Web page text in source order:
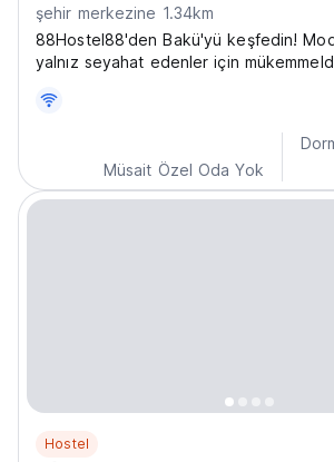
şehir merkezine 1.34km
88Hostel88'den Bakü'yü keşfedin!
yalnız seyahat edenler için
kültürü deneyimleyin. (Auto-translated
Müsait Özel Oda Yok
Hostel